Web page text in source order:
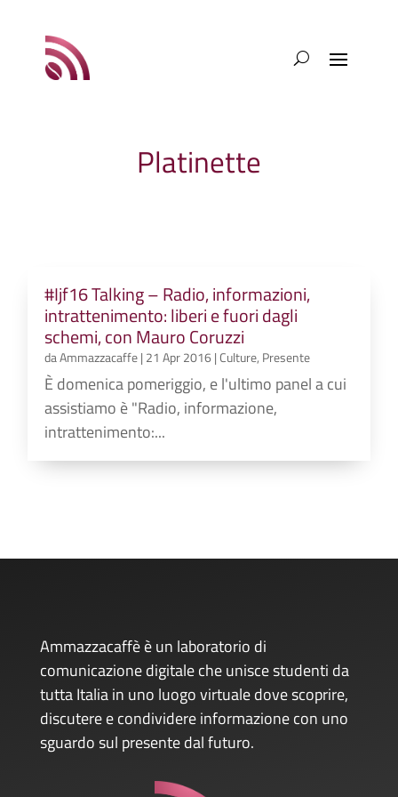
Platinette
#Ijf16 Talking – Radio, informazioni,
intrattenimento: liberi e fuori dagli
schemi, con Mauro Coruzzi
daAmmazzacaffe| 21 Apr 2016|Culture, Presente
È domenica pomeriggio, e l'ultimo panel a cui
assistiamo è "Radio, informazione,
intrattenimento:...
Ammazzacaffè è un laboratorio di
comunicazione digitale che unisce studenti da
tutta Italia in uno luogo virtuale dove scoprire,
discutere e condividere informazione con uno
sguardo sul presente dal futuro.